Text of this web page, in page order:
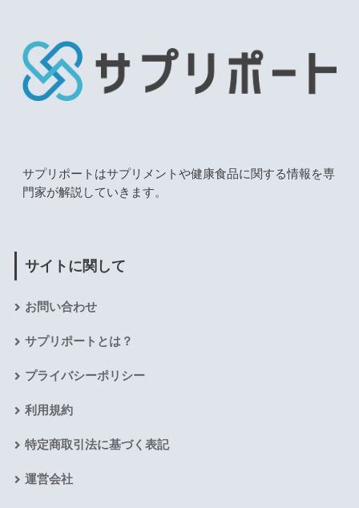
サプリポートはサプリメントや健康食品に関する情報を専
門家が解説していきます。
サイトに関して
お問い合わせ
サプリポートとは？
プライバシーポリシー
利用規約
特定商取引法に基づく表記
運営会社